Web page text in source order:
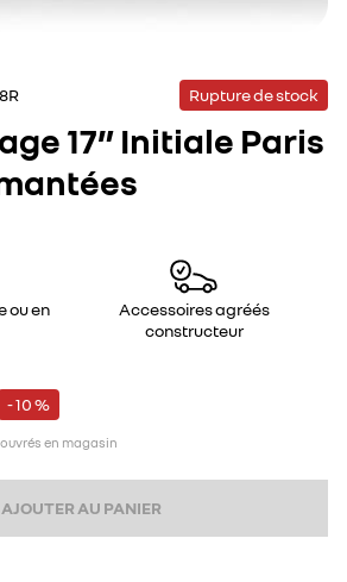
Rupture de stock
17” Initiale Paris
ou en
Accessoires agréés
constructeur
- 10 %
en magasin
AJOUTER AU PANIER